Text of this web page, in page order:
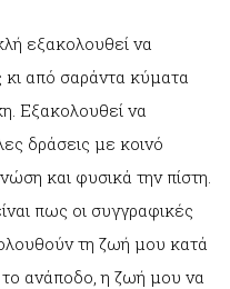
εξακολουθεί να
από σαράντα κύματα
Εξακολουθεί να
δράσεις με κοινό
και φυσικά την πίστη.
πως οι συγγραφικές
τη ζωή μου κατά
ανάποδο, η ζωή μου να